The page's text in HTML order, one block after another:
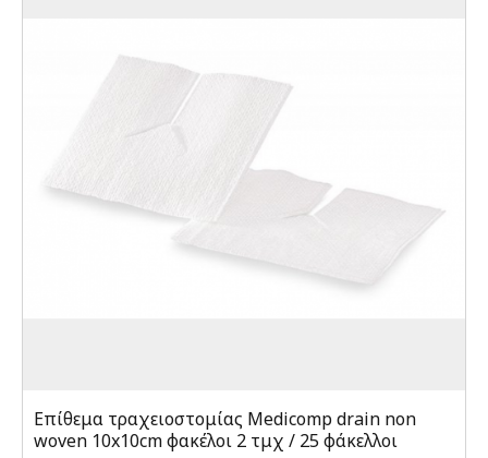
Επίθεμα τραχειοστομίας Medicomp drain non
woven 10x10cm φακέλοι 2 τμχ / 25 φάκελλοι